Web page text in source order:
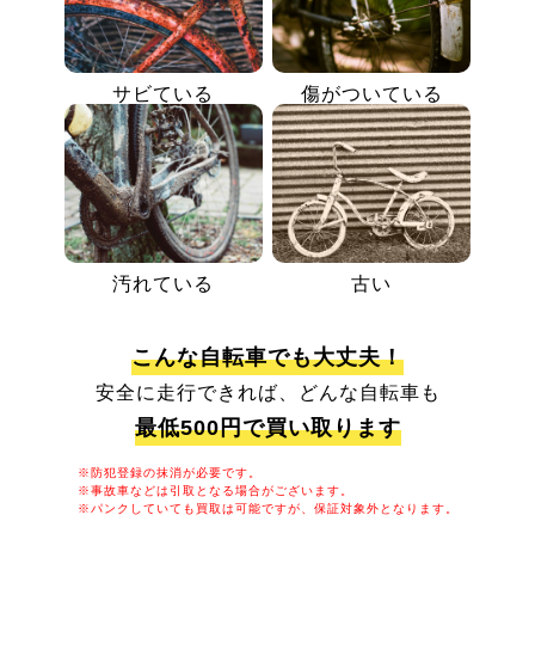
サビている 傷がついている
汚れている 古い
こんな自転車でも大丈夫！
安全に走行できれば、どんな自転車も
最低500円で買い取ります
※防犯登録の抹消が必要です。
※事故車などは引取となる場合がございます。
※パンクしていても買取は可能ですが、保証対象外となります。